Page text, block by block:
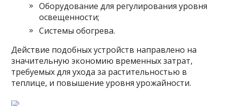
Оборудование для регулирования уровня
освещенности;
Системы обогрева.
Действие подобных устройств направлено на
значительную экономию временных затрат,
требуемых для ухода за растительностью в
теплице, и повышение уровня урожайности.